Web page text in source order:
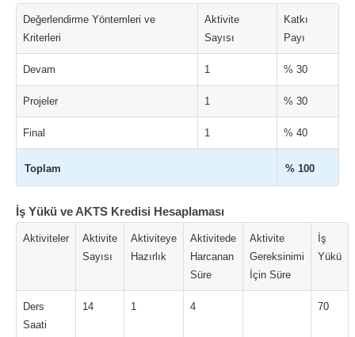
Değerlendirme Yöntemleri ve
Kriterleri
Aktivite
Sayısı
Katkı
Payı
Devam 1 % 30
Projeler 1 % 30
Final 1 % 40
Toplam % 100
İş Yükü ve AKTS Kredisi Hesaplaması
Aktiviteler
Aktivite
Sayısı
Aktiviteye
Hazırlık
Aktivitede
Harcanan
Süre
Aktivite
Gereksinimi
İçin Süre
İş
Yükü
Ders
Saati
14 1 4 70